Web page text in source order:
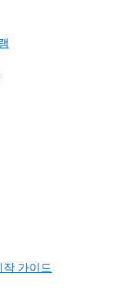
가이드